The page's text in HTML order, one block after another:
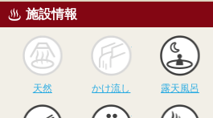
施設情報
天然
かけ流し
かけ流し 露天風呂